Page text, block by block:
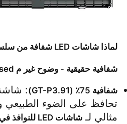
أخبار
الحالات
لماذا شاشات LED شفافة من سلسلة GT؟
شفافية حقيقية - وضوح غير م compromised
شفافية 75٪ (GT-P3.91)
مثالي لـ شاشات LED للنوافذ في المتاجر